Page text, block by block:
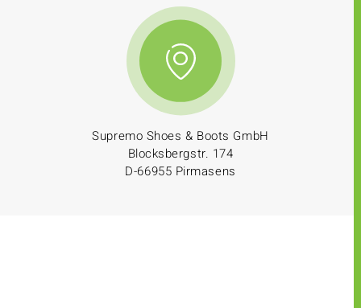
Supremo Shoes & Boots GmbH
Blocksbergstr. 174
D-66955 Pirmasens